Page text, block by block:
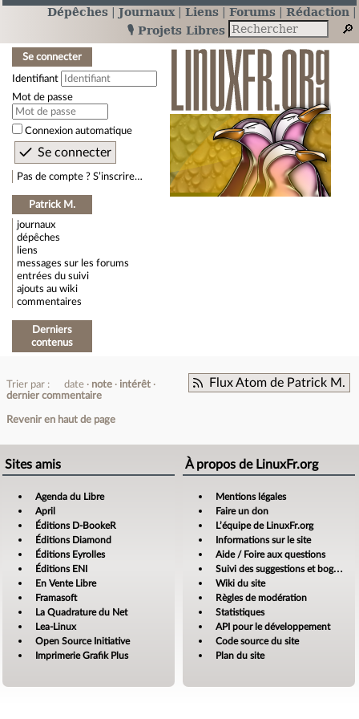
Dépêches Journaux Liens Forums
Rédaction
🎙️ Projets Libres
Se connecter
Identifiant
Mot de passe
Connexion automatique
Pas de compte ? S’inscrire…
Patrick M.
journaux
dépêches
liens
messages sur les forums
entrées du suivi
ajouts au wiki
commentaires
Derniers
contenus
Flux Atom de Patrick M.
Trier par : date note
intérêt
dernier commentaire
Revenir en haut de page
Sites amis
Agenda du Libre
April
Éditions D-BookeR
Éditions Diamond
Éditions Eyrolles
Éditions ENI
En Vente Libre
Framasoft
La Quadrature du Net
Lea-Linux
Open Source Initiative
Imprimerie Grafik Plus
À propos de LinuxFr.org
Mentions légales
Faire un don
L’équipe de LinuxFr.org
Informations sur le site
Aide / Foire aux questions
Suivi des suggestions et bogues
Wiki du site
Règles de modération
Statistiques
API pour le développement
Code source du site
Plan du site